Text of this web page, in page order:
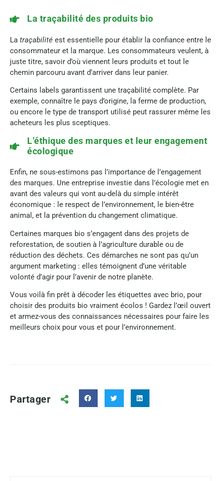
La traçabilité des produits bio
La traçabilité est essentielle pour établir la confiance entre le
consommateur et la marque. Les consommateurs veulent, à
juste titre, savoir d’où viennent leurs produits et tout le
chemin parcouru avant d’arriver dans leur panier.
Certains labels garantissent une traçabilité complète. Par
exemple, connaître le pays d’origine, la ferme de production,
ou encore le type de transport utilisé peut rassurer même les
acheteurs les plus sceptiques.
L’éthique des marques et leur engagement
écologique
Enfin, ne sous-estimons pas l’importance de l’engagement
des marques. Une entreprise investie dans l’écologie met en
avant des valeurs qui vont au-delà du simple intérêt
économique : le respect de l’environnement, le bien-être
animal, et la prévention du changement climatique.
Certaines marques bio s’engagent dans des projets de
reforestation, de soutien à l’agriculture durable ou de
réduction des déchets. Ces démarches ne sont pas qu’un
argument marketing : elles témoignent d’une véritable
volonté d’agir pour l’avenir de notre planète.
Vous voilà fin prêt à décoder les étiquettes avec brio, pour
choisir des produits bio vraiment écolos ! Gardez l’œil ouvert
et armez-vous des connaissances nécessaires pour faire les
meilleurs choix pour vous et pour l’environnement.
Partager